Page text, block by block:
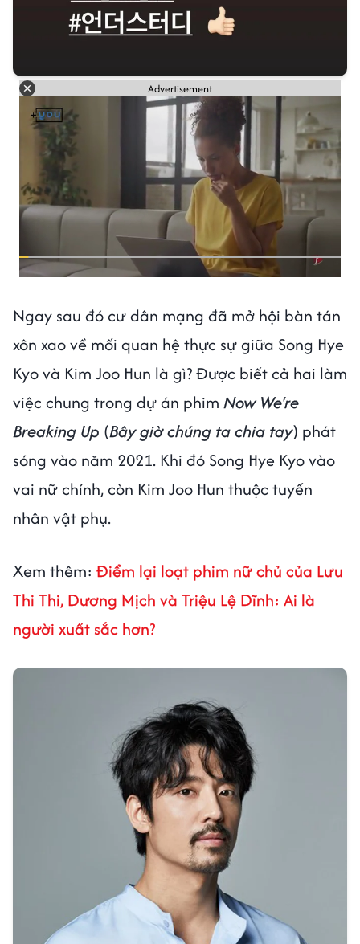
Advertisement
Ngay sau đó cư dân mạng đã mở hội bàn tán
xôn xao về mối quan hệ thực sự giữa Song Hye
Kyo và Kim Joo Hun là gì? Được biết cả hai làm
việc chung trong dự án phim Now We're
Breaking Up (Bây giờ chúng ta chia tay) phát
sóng vào năm 2021. Khi đó Song Hye Kyo vào
vai nữ chính, còn Kim Joo Hun thuộc tuyến
nhân vật phụ.
Xem thêm: Điểm lại loạt phim nữ chủ của Lưu
Thi Thi, Dương Mịch và Triệu Lệ Dĩnh: Ai là
người xuất sắc hơn?